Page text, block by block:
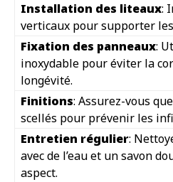
Installation des liteaux:
verticaux pour supporter
Fixation des panneaux:
inoxydable pour éviter la
longévité.
Finitions: Assurez-vous
scellés pour prévenir les
Entretien régulier:
avec de l’eau et un savon
aspect.